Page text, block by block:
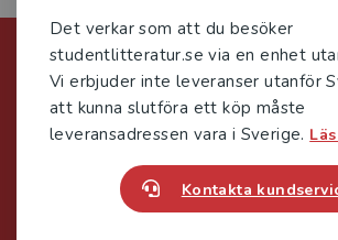
Det verkar som att du besöker
studentlitteratur.se via en enhet
Vi erbjuder inte leveranser utanför
att kunna slutföra ett köp måste
leveransadressen vara i Sverige.
Kontakta